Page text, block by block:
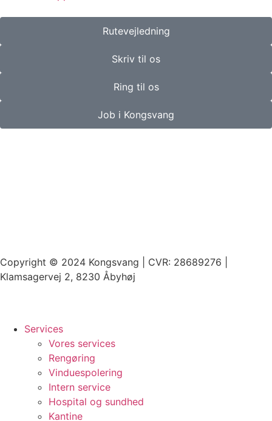
Rutevejledning
Skriv til os
Ring til os
Job i Kongsvang
Copyright © 2024 Kongsvang | CVR: 28689276 |
Klamsagervej 2, 8230 Åbyhøj
Services
Vores services
Rengøring
Vinduespolering
Intern service
Hospital og sundhed
Kantine